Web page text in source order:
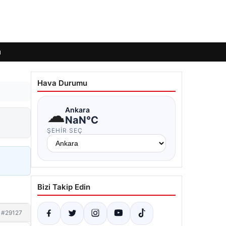
#29127
Hava Durumu
☁Ankara
NaN°C
ŞEHIR SEÇ
Bizi Takip Edin